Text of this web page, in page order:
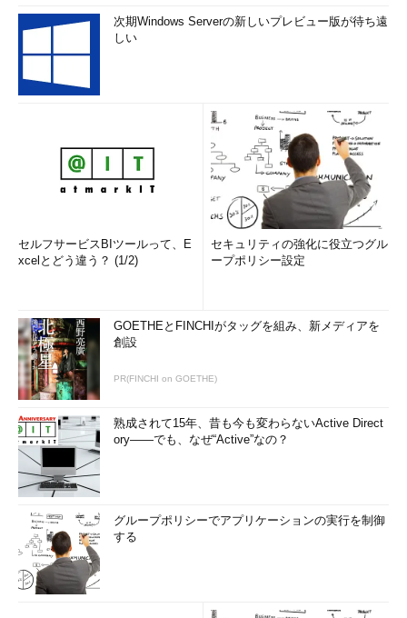
次期Windows Serverの新しいプレビュー版が待ち遠
しい
セルフサービスBIツールって、E
xcelとどう違う？ (1/2)
セキュリティの強化に役立つグル
ープポリシー設定
GOETHEとFINCHIがタッグを組み、新メディアを
創設
PR(FINCHI on GOETHE)
熟成されて15年、昔も今も変わらないActive Direct
ory――でも、なぜ“Active”なの？
グループポリシーでアプリケーションの実行を制御
する